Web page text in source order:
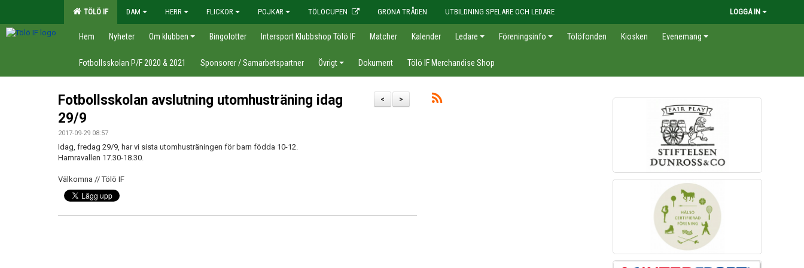
TÖLÖ IF DAM HERR FLICKOR POJKAR TÖLÖCUPEN GRÖNA TRÅDEN UTBILDNING SPELARE OCH LEDARE LOGGA IN
Hem Nyheter Om klubben Bingolotter Intersport Klubbshop Tölö IF Matcher Kalender Ledare Föreningsinfo Tölöfonden Kiosken Evenemang
Fotbollsskolan P/F 2020 & 2021 Sponsorer / Samarbetspartner Övrigt Dokument Tölö IF Merchandise Shop
>
<
Fotbollsskolan avslutning utomhusträning idag
29/9
2017-09-29 08:57
Idag, fredag 29/9, har vi sista utomhusträningen för barn födda 10-12.
Hamravallen 17.30-18.30.
Välkomna // Tölö IF